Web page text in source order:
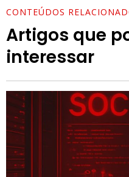
CONTEÚDOS
Artigos que
interessar